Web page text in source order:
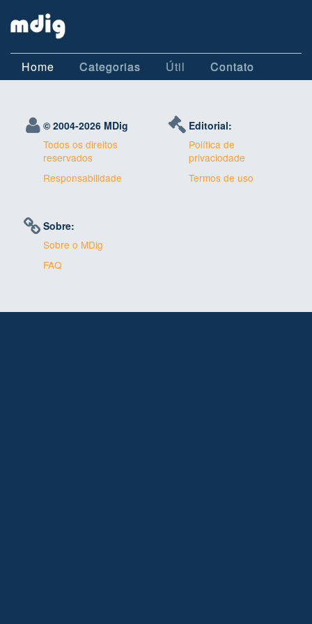
Home Categorias Útil Contato
© 2004-2026 MDig
Todos os direitos
reservados
Responsabilidade
Editorial:
Política de
privaciodade
Termos de uso
Sobre:
Sobre o MDig
FAQ